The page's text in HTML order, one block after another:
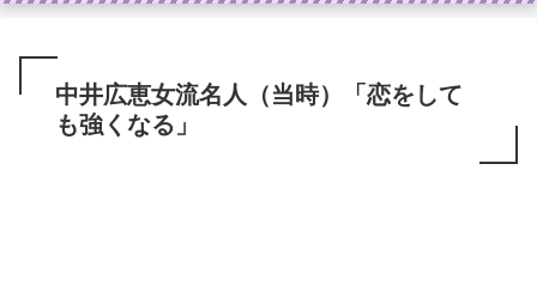
中井広恵女流名人（当時）「恋をして
も強くなる」